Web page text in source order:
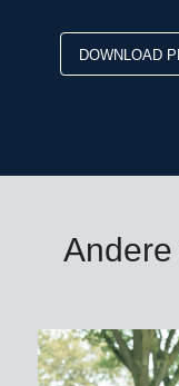
DOWNLOAD